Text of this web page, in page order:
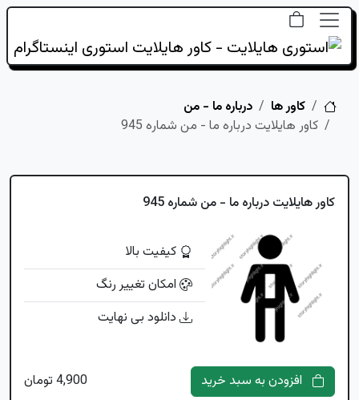
خانهکاور ها
درباره ما - من
کاور هایلایت درباره ما - من شماره 945
کاور هایلایت درباره ما - من شماره 945
کیفیت بالا
امکان تغییر رنگ
دانلود بی نهایت
4,900 تومان